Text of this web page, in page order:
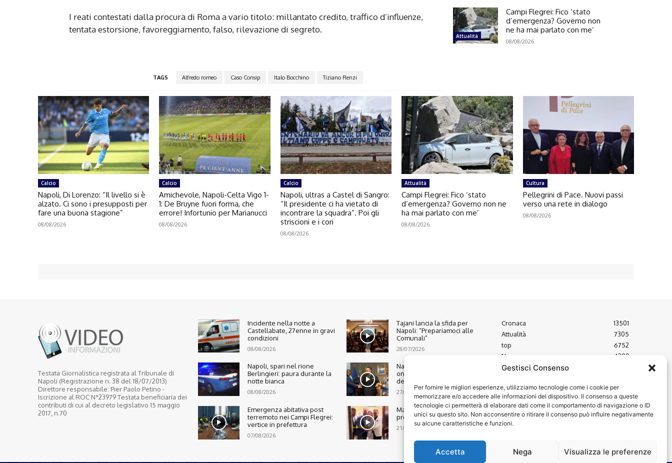
Gestisci Consenso
Per fornire le migliori esperienze, utilizziamo tecnologie come i cookie per
memorizzare e/o accedere alle informazioni del dispositivo. Il consenso a queste
tecnologie ci permetterà di elaborare dati come il comportamento di navigazione o ID
unici su questo sito. Non acconsentire o ritirare il consenso può influire negativamente
su alcune caratteristiche e funzioni.
Accetta Nega Visualizza le preferenze
I reati contestati dalla procura di Roma a vario titolo: millantato credito, traffico d’influenze,
tentata estorsione, favoreggiamento, falso, rilevazione di segreto.
TAGS Alfredo romeo Caso Consip Italo Bocchino Tiziano Renzi
Attualità
Campi Flegrei: Fico ‘stato
d’emergenza? Governo non
ne ha mai parlato con me’
08/08/2026
Calcio
Napoli, Di Lorenzo: “Il livello si è
alzato. Ci sono i presupposti per
fare una buona stagione”
08/08/2026
Calcio
Amichevole, Napoli-Celta Vigo 1-
1: De Bruyne fuori forma, che
errore! Infortunio per Marianucci
08/08/2026
Calcio
Napoli, ultras a Castel di Sangro:
“Il presidente ci ha vietato di
incontrare la squadra”. Poi gli
striscioni e i cori
08/08/2026
Attualità
Campi Flegrei: Fico ‘stato
d’emergenza? Governo non ne
ha mai parlato con me’
08/08/2026
Cultura
Pellegrini di Pace. Nuovi passi
verso una rete in dialogo
08/08/2026
Testata Giornalistica registrata al Tribunale di
Napoli (Registrazione n. 38 del 18/07/2013)
Direttore responsabile: Pier Paolo Petino -
Iscrizione al ROC N°23979 Testata beneficiaria dei
contributi di cui al decreto legislativo 15 maggio
2017, n.70
Incidente nella notte a
Castellabate, 27enne in gravi
condizioni
08/08/2026
Napoli, spari nel rione
Berlingieri: paura durante la
notte bianca
08/08/2026
Emergenza abitativa post
terremoto nei Campi Flegrei:
vertice in prefettura
07/08/2026
Tajani lancia la sfida per
Napoli: “Prepariamoci alle
Comunali”
28/07/2026
Napoli, inaugurato consolato
onorario della Repubblica
della Costa d’Avorio
27/07/2026
Marano, nasce nuovo
presidio di legalità U.N.I.C.A.
21/07/2026
Cronaca
13501
Attualità
7305
top
6752
News
4209
Cultura
Economia
1933
Spettacoli
1932